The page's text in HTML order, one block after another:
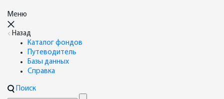
Меню
Назад
Каталог фондов
Путеводитель
Базы данных
Справка
Поиск